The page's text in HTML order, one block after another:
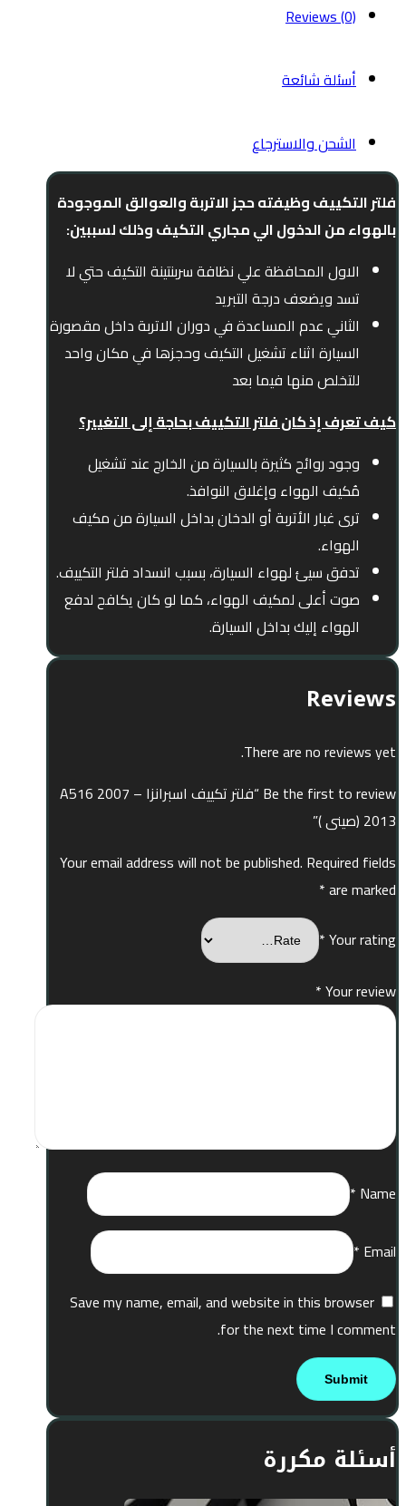
Reviews (0)
أسئلة شائعة
الشحن والاسترجاع
فلتر التكييف وظيفته حجز الاتربة والعوالق الموجودة
بالهواء من الدخول الي مجاري التكيف وذلك لسببين:
الاول المحافظة علي نظافة سربنتينة التكيف حتي لا
تسد ويضعف درجة التبريد
الثاني عدم المساعدة في دوران الاتربة داخل مقصورة
السيارة اثناء تشغيل التكيف وحجزها في مكان واحد
للتخلص منها فيما بعد
كيف تعرف إذ كان فلتر التكييف بحاجة إلى التغيير؟
وجود روائح كثيرة بالسيارة من الخارج عند تشغيل
مُكيف الهواء وإغلاق النوافذ.
ترى غبار الأتربة أو الدخان بداخل السيارة من مكيف
الهواء.
تدفق سيئ لهواء السيارة، بسبب انسداد فلتر التكييف.
صوت أعلى لمكيف الهواء، كما لو كان يكافح لدفع
الهواء إليك بداخل السيارة.
Reviews
There are no reviews yet.
Be the first to review “فلتر تكييف اسبرانزا A516 2007 –
2013 (صينى )”
Your email address will not be published. Required fields
are marked
*
Your rating
*
Your review
*
Name
*
Email
*
Save my name, email, and website in this browser
for the next time I comment.
أسئلة مكررة